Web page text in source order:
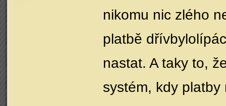
nikomu nic zlého
platbě
nastat. A taky to,
systém, kdy